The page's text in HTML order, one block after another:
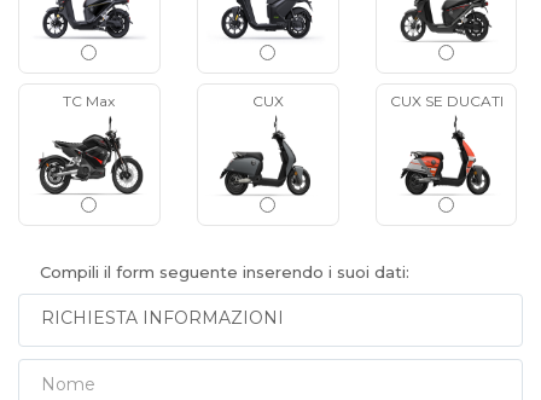
TC Max CUX CUX SE DUCATI
Compili il form seguente inserendo i suoi dati: